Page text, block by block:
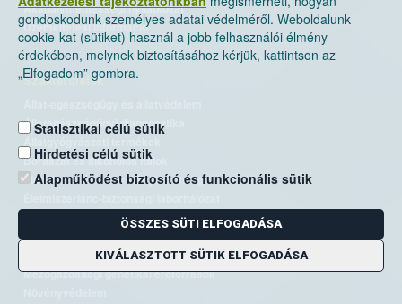
gondoskodunk személyes adatai védelméről. Weboldalunk
cookie-kat (sütiket) használ a jobb felhasználói élmény
érdekében, melynek biztosításához kérjük, kattintson az
„Elfogadom” gombra.
Statisztikai célú sütik
Hirdetési célú sütik
Alapműködést biztosító és funkcionális sütik
ÖSSZES SÜTI ELFOGADÁSA
KIVÁLASZTOTT SÜTIK ELFOGADÁSA
Akadálymentességi nyilatkozat
Üzemeltetési információ
Szakterületek
Állategészségügyi diagnosztika
Borászat és alkoholos italok
Élelmiszer- és takarmánybiztonság
Kockázatkezelés
Mezőgazdasági genetikai erőforrások